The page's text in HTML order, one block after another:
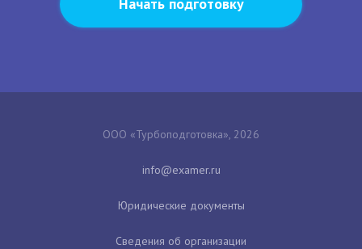
ООО «Турбоподготовка», 2026
Юридические документы
Сведения об организации